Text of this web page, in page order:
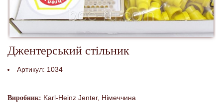
Джентерський стільник
Артикул: 1034
Виробник: Karl-Heinz Jenter, Німеччина